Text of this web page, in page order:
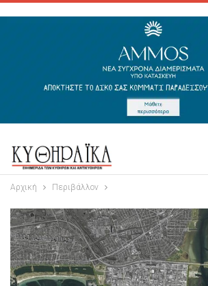
Αρχική Περιβάλλον